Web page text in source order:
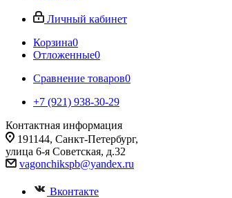
Личный кабинет
Корзина0
Отложенные0
Сравнение товаров0
+7 (921) 938-30-29
Контактная информация
191144, Санкт-Петербург,
улица 6-я Советская, д.32
vagonchikspb@yandex.ru
Вконтакте